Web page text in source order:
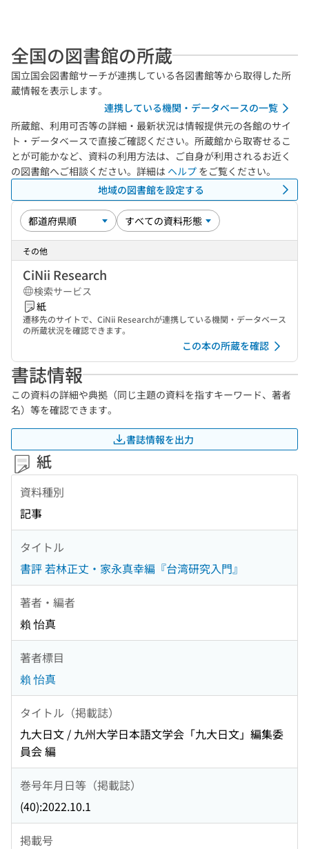
全国の図書館の所蔵
国立国会図書館サーチが連携している各図書館等から取得した所
蔵情報を表示します。
連携している機関・データベースの一覧
所蔵館、利用可否等の詳細・最新状況は情報提供元の各館のサイ
ト・データベースで直接ご確認ください。所蔵館から取寄せるこ
とが可能かなど、資料の利用方法は、ご自身が利用されるお近く
の図書館へご相談ください。詳細は ヘルプ をご覧ください。
地域の図書館を設定する
その他
CiNii Research
検索サービス
紙
遷移先のサイトで、CiNii Researchが連携している機関・データベース
の所蔵状況を確認できます。
この本の所蔵を確認
書誌情報
この資料の詳細や典拠（同じ主題の資料を指すキーワード、著者
名）等を確認できます。
書誌情報を出力
紙
資料種別
記事
タイトル
書評 若林正丈・家永真幸編『台湾研究入門』
著者・編者
賴 怡真
著者標目
賴 怡真
タイトル（掲載誌）
九大日文 / 九州大学日本語文学会「九大日文」編集委
員会 編
巻号年月日等（掲載誌）
(40):2022.10.1
掲載号